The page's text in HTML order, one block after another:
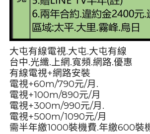
大屯有線電視.大屯.大屯有線
台中.光纖.上網.寬頻.網路.優惠
有線電視+網路安裝
電視+60m/790元/月.
電視+100m/890元/月
電視+300m/990元/月.
電視+500m/1090元/月
需半年繳1000裝機費.年繳600裝